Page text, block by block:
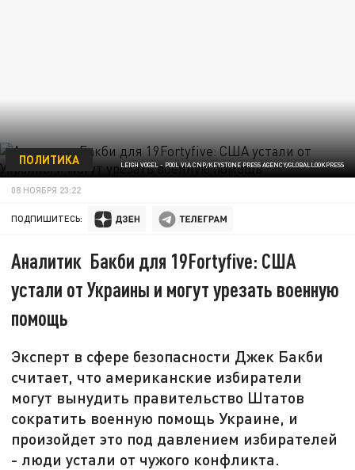
LEIGH VOGEL - POOL VIA CNP/KEYSTONE PRESS AGENCY/GLOBALLOOKPRESS
ПОЛИТИКА
08 НОЯБРЯ 23:22
ПОДПИШИТЕСЬ:
Аналитик Бакби для 19Fortyfive: США
устали от Украины и могут урезать военную
помощь
Эксперт в сфере безопасности Джек Бакби
считает, что американские избиратели
могут вынудить правительство Штатов
сократить военную помощь Украине, и
произойдет это под давлением избирателей
- люди устали от чужого конфликта.